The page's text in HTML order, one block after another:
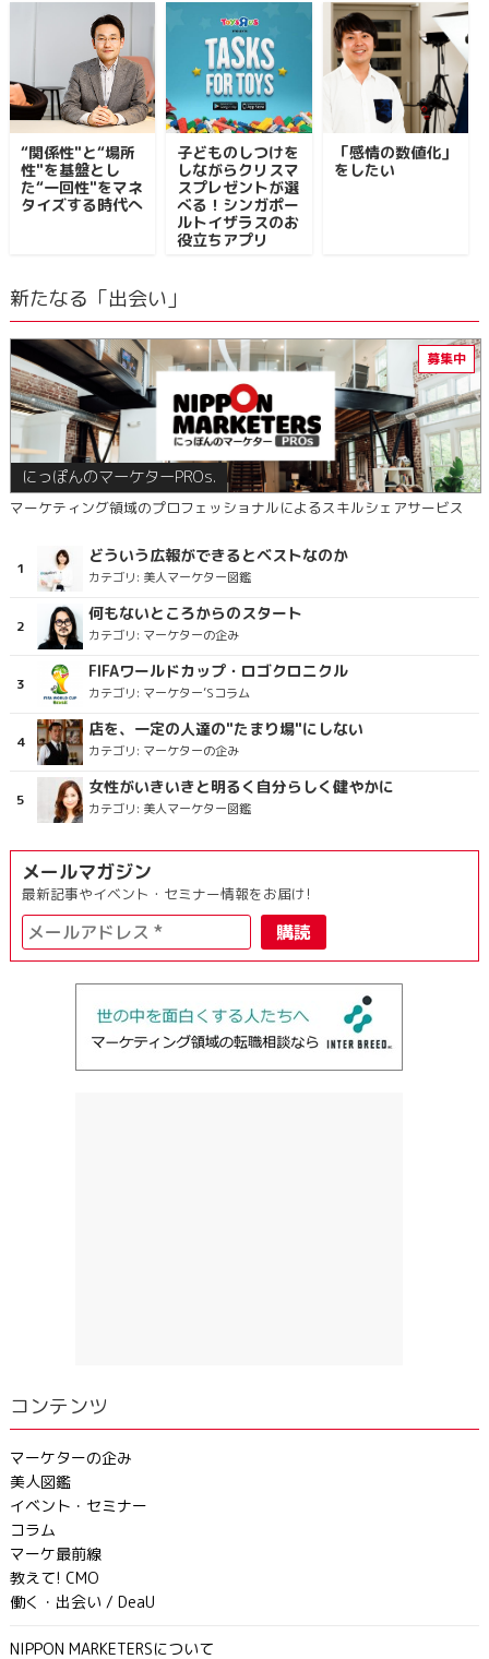
“関係性"と“場所
性"を基盤とし
た“一回性"をマネ
タイズする時代へ
子どものしつけを
しながらクリスマ
スプレゼントが選
べる！シンガポー
ルトイザラスのお
役立ちアプリ
「感情の数値化」
をしたい
新たなる「出会い」
にっぽんのマーケターPROs.
マーケティング領域のプロフェッショナルによるスキルシェアサービス
どういう広報ができるとベストなのか
カテゴリ: 美人マーケター図鑑
何もないところからのスタート
カテゴリ: マーケターの企み
FIFAワールドカップ・ロゴクロニクル
カテゴリ: マーケター’Sコラム
店を、一定の人達の"たまり場"にしない
カテゴリ: マーケターの企み
女性がいきいきと明るく自分らしく健やかに
カテゴリ: 美人マーケター図鑑
メールマガジン
最新記事やイベント・セミナー情報をお届け!
コンテンツ
マーケターの企み
美人図鑑
イベント・セミナー
コラム
マーケ最前線
教えて! CMO
働く・出会い / DeaU
NIPPON MARKETERSについて